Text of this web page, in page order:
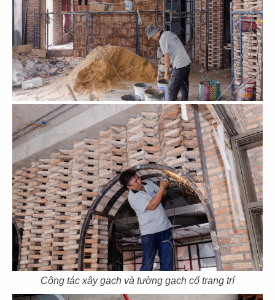
Công tác xây gạch và tường gạch cổ trang trí
HẢI SẢN HOÀNG GIA
CN Ba tháng hai - Q.10
HẢI SẢN HOÀNG GIA
CN Nguyễn Văn Linh - Q.7
79
HẢI SẢN HOÀNG GIA
CN Phạm Văn Nghị - Q.7
80
HẢI SẢN HOÀNG GIA
CN Quốc Hương - Q.2
81
HẢI SẢN HOÀNG GIA
CN Trần Hưng Đạo - Q.1
82
BARTELS
CN Sonatus Building